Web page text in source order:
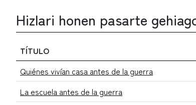
Hizlari honen pasarte
TÍTULO
Quiénes vivían casa antes de la guerra
La escuela antes de la guerra